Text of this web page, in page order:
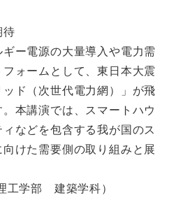
待
ー電源の大量導入や電力需
ォームとして、東日本大震
ド（次世代電力網）」が飛
本講演では、スマートハウ
などを包含する我が国のス
けた需要側の取り組みと展
学部 建築学科）